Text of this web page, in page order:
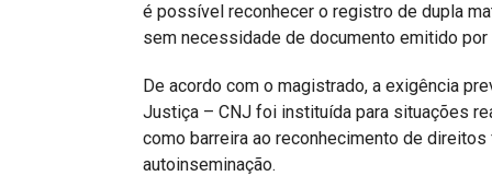
é possível reconhecer o registro de dupla
sem necessidade de documento emitido
De acordo com o magistrado, a exigência
Justiça – CNJ foi instituída para situações
como barreira ao reconhecimento de
autoinseminação.